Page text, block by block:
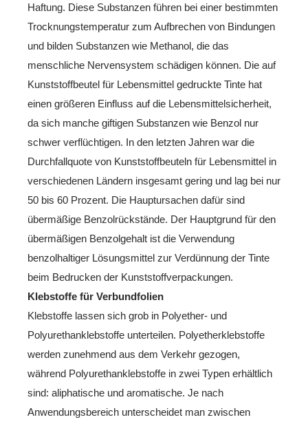
Haftung. Diese Substanzen führen bei einer bestimmten
Trocknungstemperatur zum Aufbrechen von Bindungen
und bilden Substanzen wie Methanol, die das
menschliche Nervensystem schädigen können. Die auf
Kunststoffbeutel für Lebensmittel gedruckte Tinte hat
einen größeren Einfluss auf die Lebensmittelsicherheit,
da sich manche giftigen Substanzen wie Benzol nur
schwer verflüchtigen. In den letzten Jahren war die
Durchfallquote von Kunststoffbeuteln für Lebensmittel in
verschiedenen Ländern insgesamt gering und lag bei nur
50 bis 60 Prozent. Die Hauptursachen dafür sind
übermäßige Benzolrückstände. Der Hauptgrund für den
übermäßigen Benzolgehalt ist die Verwendung
benzolhaltiger Lösungsmittel zur Verdünnung der Tinte
beim Bedrucken der Kunststoffverpackungen.
Klebstoffe für Verbundfolien
Klebstoffe lassen sich grob in Polyether- und
Polyurethanklebstoffe unterteilen. Polyetherklebstoffe
werden zunehmend aus dem Verkehr gezogen,
während Polyurethanklebstoffe in zwei Typen erhältlich
sind: aliphatische und aromatische. Je nach
Anwendungsbereich unterscheidet man zwischen